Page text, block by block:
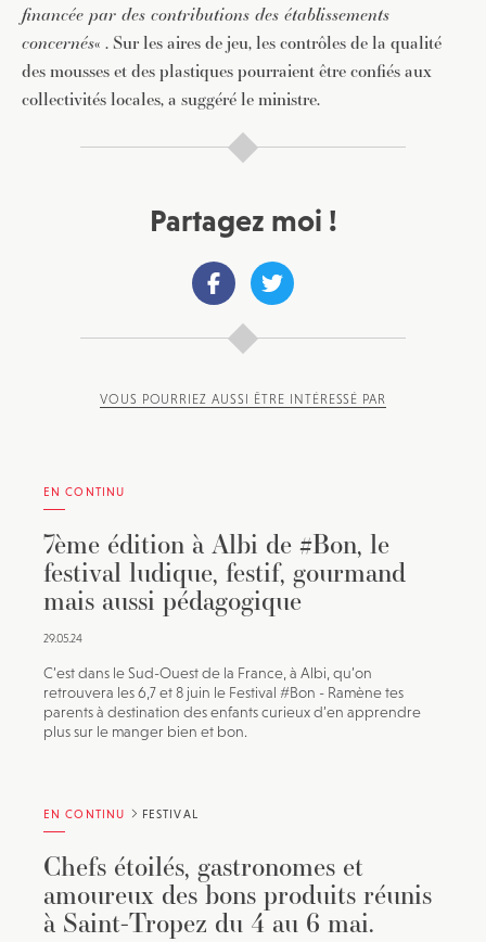
financée par des contributions des établissements
concernés« . Sur les aires de jeu, les contrôles de la qualité
des mousses et des plastiques pourraient être confiés aux
collectivités locales, a suggéré le ministre.
Partagez moi !
VOUS POURRIEZ AUSSI ÊTRE INTÉRESSÉ PAR
EN CONTINU
7ème édition à Albi de #Bon, le
festival ludique, festif, gourmand
mais aussi pédagogique
29.05.24
C’est dans le Sud-Ouest de la France, à Albi, qu’on
retrouvera les 6,7 et 8 juin le Festival #Bon - Ramène tes
parents à destination des enfants curieux d’en apprendre
plus sur le manger bien et bon.
EN CONTINU FESTIVAL
Chefs étoilés, gastronomes et
amoureux des bons produits réunis
à Saint-Tropez du 4 au 6 mai.